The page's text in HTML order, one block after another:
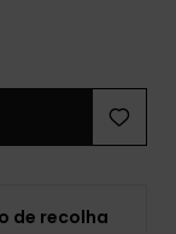
de recolha